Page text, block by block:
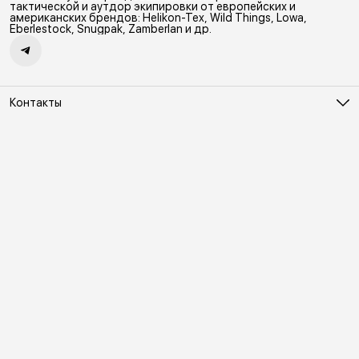
Ветрозащитный мембранный
Softshell Демисезонная гор
сцепление с поверхностью,
защиту от истрирания и износа,
а также безопасность. 2
тактической и аутдор экипировки от европейских и
американских брендов: Helikon-Tex, Wild Things, Lowa,
Eberlestock, Snugpak, Zamberlan и др.
Контакты